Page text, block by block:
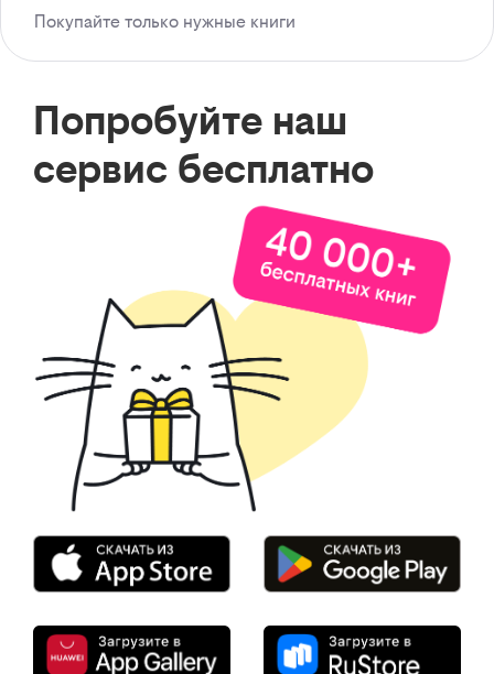
Покупайте только нужные книги
Попробуйте наш
сервис бесплатно